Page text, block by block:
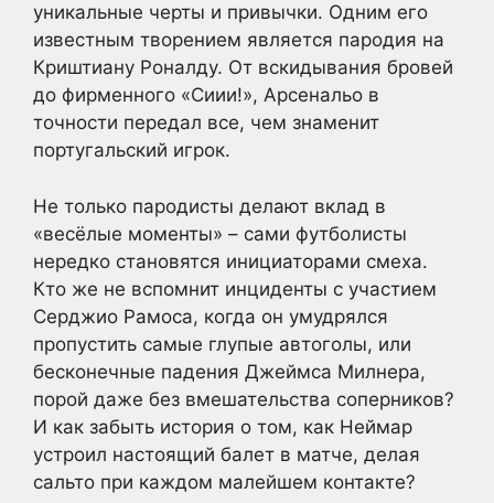
уникальные черты и привычки. Одним его
известным творением является пародия на
Криштиану Роналду. От вскидывания бровей
до фирменного «Сиии!», Арсенальо в
точности передал все, чем знаменит
португальский игрок.
Не только пародисты делают вклад в
«весёлые моменты» – сами футболисты
нередко становятся инициаторами смеха.
Кто же не вспомнит инциденты с участием
Серджио Рамоса, когда он умудрялся
пропустить самые глупые автоголы, или
бесконечные падения Джеймса Милнера,
порой даже без вмешательства соперников?
И как забыть история о том, как Неймар
устроил настоящий балет в матче, делая
сальто при каждом малейшем контакте?